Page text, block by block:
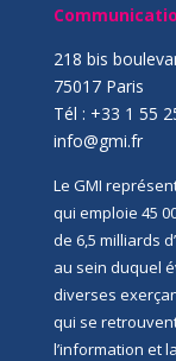
218 bis
75017 Paris
Tél : +33 1 55
info@gmi.fr
Le GMI
qui emploie 45
de 6,5 milliards
au sein duquel
diverses
qui se
l’information et